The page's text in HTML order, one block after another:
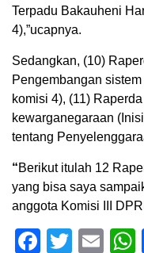
Terpadu Bakauheni
4),”ucapnya.
Sedangkan, (10)
Pengembangan
komisi 4), (11)
kewarganegaraan
tentang
“Berikut itulah 12
yang bisa saya
anggota Komisi III